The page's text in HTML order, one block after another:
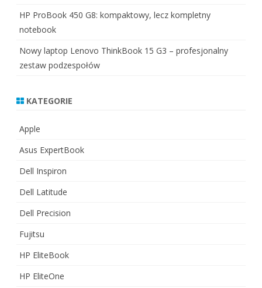
HP ProBook 450 G8: kompaktowy, lecz kompletny
notebook
Nowy laptop Lenovo ThinkBook 15 G3 – profesjonalny
zestaw podzespołów
KATEGORIE
Apple
Asus ExpertBook
Dell Inspiron
Dell Latitude
Dell Precision
Fujitsu
HP EliteBook
HP EliteOne